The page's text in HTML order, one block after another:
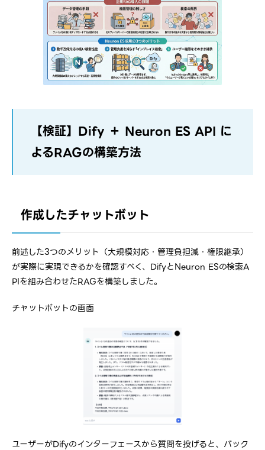
【検証】Dify ＋ Neuron ES API に
よるRAGの構築方法
作成したチャットボット
前述した3つのメリット（大規模対応・管理負担減・権限継承）
が実際に実現できるかを確認すべく、DifyとNeuron ESの検索A
PIを組み合わせたRAGを構築しました。
チャットボットの画面
ユーザーがDifyのインターフェースから質問を投げると、バック